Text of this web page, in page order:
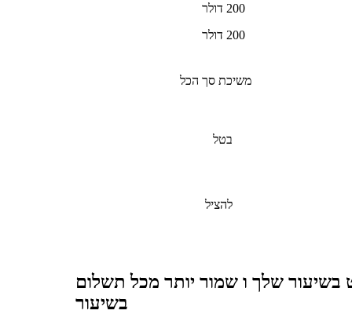
200 דולר
200 דולר
משיכת סך הכל
בטל
להציל
בשיעור שלך ו שמור יותר מכל תשלום
בשיעור